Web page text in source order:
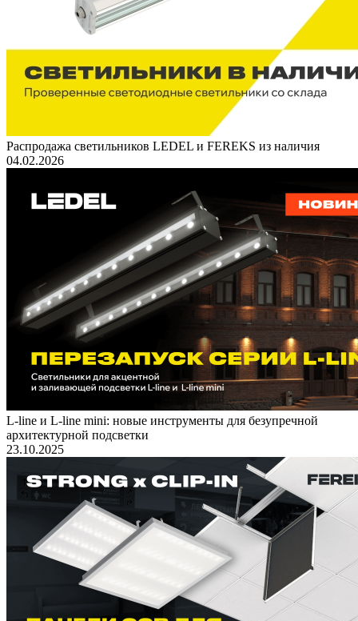
Распродажа светильников LEDEL и FEREKS из наличия
04.02.2026
L-line и L-line mini: новые инструменты для безупречной
архитектурной подсветки
23.10.2025